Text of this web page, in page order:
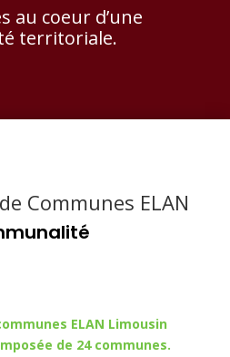
au coeur d’une
territoriale.
Communes ELAN
ELAN Limousin
de 24 communes.